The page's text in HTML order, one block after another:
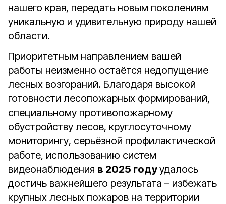
нашего края, передать новым поколениям
уникальную и удивительную природу нашей
области.
Приоритетным направлением вашей
работы неизменно остаётся недопущение
лесных возгораний. Благодаря высокой
готовности лесопожарных формирований,
специальному противопожарному
обустройству лесов, круглосуточному
мониторингу, серьёзной профилактической
работе, использованию систем
видеонаблюдения в 2025 годуудалось
достичь важнейшего результата – избежать
крупных лесных пожаров на территории